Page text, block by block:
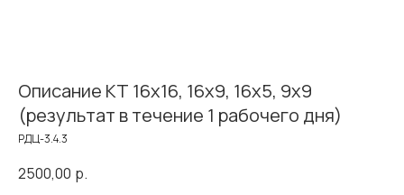
Описание КТ 16х16, 16х9, 16х5, 9х9
(результат в течение 1 рабочего дня)
РДЦ-3.4.3
2500,00 р.